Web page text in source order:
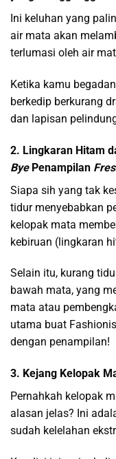
Ini keluhan yang
air mata akan
terlumasi oleh air
Ketika kamu
berkedip berkurang
dan lapisan
2. Lingkaran Hitam
ByePenampilan
Siapa sih yang tak
tidur menyebabkan
kelopak mata
kebiruan (lingkaran
Selain itu, kurang
bawah mata, yang
mata atau
utama buat
dengan penampilan!
3. Kejang Kelopak
Pernahkah kelopak
alasan jelas? Ini
sudah kelelahan